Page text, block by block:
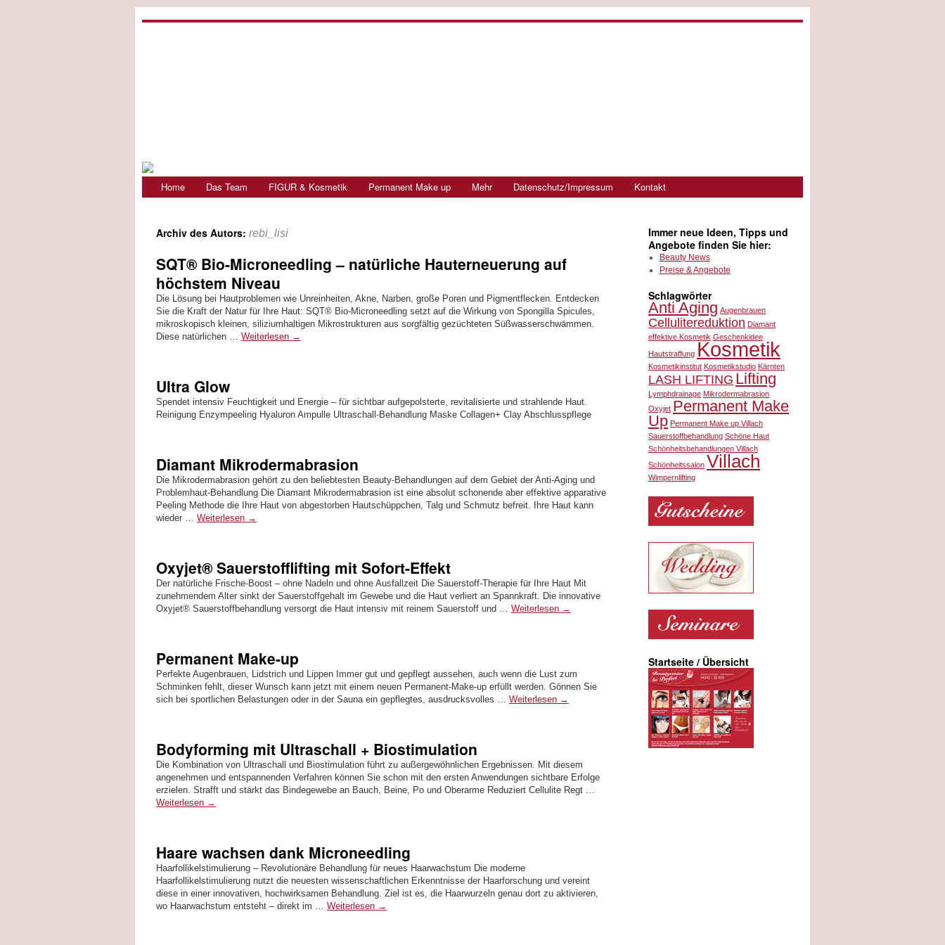
Home Das Team FIGUR & Kosmetik Permanent Make up Mehr Datenschutz/Impressum Kontakt
Archiv des Autors: rebi_lisi
SQT® Bio-Microneedling – natürliche Hauterneuerung auf
höchstem Niveau
Die Lösung bei Hautproblemen wie Unreinheiten, Akne, Narben, große Poren und Pigmentflecken. Entdecken
Sie die Kraft der Natur für Ihre Haut: SQT® Bio-Microneedling setzt auf die Wirkung von Spongilla Spicules,
mikroskopisch kleinen, siliziumhaltigen Mikrostrukturen aus sorgfältig gezüchteten Süßwasserschwämmen.
Diese natürlichen … Weiterlesen →
Ultra Glow
Spendet intensiv Feuchtigkeit und Energie – für sichtbar aufgepolsterte, revitalisierte und strahlende Haut.
Reinigung Enzympeeling Hyaluron Ampulle Ultraschall-Behandlung Maske Collagen+ Clay Abschlusspflege
Diamant Mikrodermabrasion
Die Mikrodermabrasion gehört zu den beliebtesten Beauty-Behandlungen auf dem Gebiet der Anti-Aging und
Problemhaut-Behandlung Die Diamant Mikrodermabrasion ist eine absolut schonende aber effektive apparative
Peeling Methode die Ihre Haut von abgestorben Hautschüppchen, Talg und Schmutz befreit. Ihre Haut kann
wieder … Weiterlesen →
Oxyjet® Sauerstofflifting mit Sofort-Effekt
Der natürliche Frische-Boost – ohne Nadeln und ohne Ausfallzeit Die Sauerstoff-Therapie für Ihre Haut Mit
zunehmendem Alter sinkt der Sauerstoffgehalt im Gewebe und die Haut verliert an Spannkraft. Die innovative
Oxyjet® Sauerstoffbehandlung versorgt die Haut intensiv mit reinem Sauerstoff und … Weiterlesen →
Permanent Make-up
Perfekte Augenbrauen, Lidstrich und Lippen Immer gut und gepflegt aussehen, auch wenn die Lust zum
Schminken fehlt, dieser Wunsch kann jetzt mit einem neuen Permanent-Make-up erfüllt werden. Gönnen Sie
sich bei sportlichen Belastungen oder in der Sauna ein gepflegtes, ausdrucksvolles … Weiterlesen →
Bodyforming mit Ultraschall + Biostimulation
Die Kombination von Ultraschall und Biostimulation führt zu außergewöhnlichen Ergebnissen. Mit diesem
angenehmen und entspannenden Verfahren können Sie schon mit den ersten Anwendungen sichtbare Erfolge
erzielen. Strafft und stärkt das Bindegewebe an Bauch, Beine, Po und Oberarme Reduziert Cellulite Regt …
Weiterlesen →
Haare wachsen dank Microneedling
Haarfollikelstimulierung – Revolutionäre Behandlung für neues Haarwachstum Die moderne
Haarfollikelstimulierung nutzt die neuesten wissenschaftlichen Erkenntnisse der Haarforschung und vereint
diese in einer innovativen, hochwirksamen Behandlung. Ziel ist es, die Haarwurzeln genau dort zu aktivieren,
wo Haarwachstum entsteht – direkt im … Weiterlesen →
Immer neue Ideen, Tipps und
Angebote finden Sie hier:
Beauty News
Preise & Angebote
Schlagwörter
Anti Aging Augenbrauen
Cellulitereduktion Diamant
effektive Kosmetik Geschenkidee
Hautstraffung Kosmetik
Kosmetikinstitut Kosmetikstudio Kärnten
LASH LIFTING Lifting
Lymphdrainage Mikrodermabrasion
Oxyjet Permanent Make
Up Permanent Make up Villach
Sauerstoffbehandlung Schöne Haut
Schönheitsbehandlungen Villach
Schönheitssalon Villach
Wimpernlifting
Startseite / Übersicht